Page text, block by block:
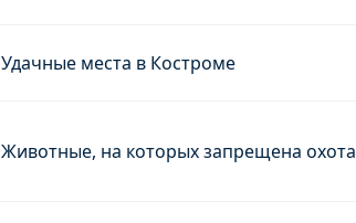
Удачные места в Костроме
Животные, на которых запрещена охота